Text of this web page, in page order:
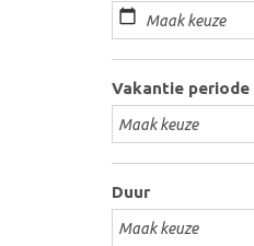
Vakantie periode
Duur